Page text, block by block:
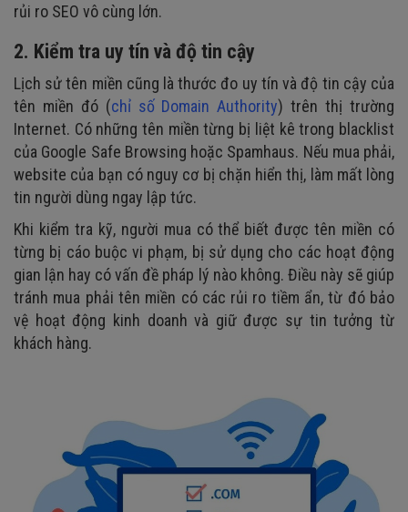
rủi ro SEO vô cùng lớn.
2. Kiểm tra uy tín và độ tin cậy
Lịch sử tên miền cũng là thước đo uy tín và độ tin cậy của
tên miền đó (chỉ số Domain Authority) trên thị trường
Internet. Có những tên miền từng bị liệt kê trong blacklist
của Google Safe Browsing hoặc Spamhaus. Nếu mua phải,
website của bạn có nguy cơ bị chặn hiển thị, làm mất lòng
tin người dùng ngay lập tức.
Khi kiểm tra kỹ, người mua có thể biết được tên miền có
từng bị cáo buộc vi phạm, bị sử dụng cho các hoạt động
gian lận hay có vấn đề pháp lý nào không. Điều này sẽ giúp
tránh mua phải tên miền có các rủi ro tiềm ẩn, từ đó bảo
vệ hoạt động kinh doanh và giữ được sự tin tưởng từ
khách hàng.